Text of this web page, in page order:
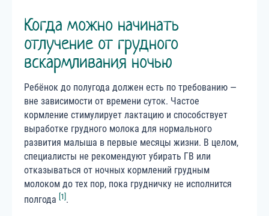
Когда можно начинать
отлучение от грудного
вскармливания ночью
Ребёнок до полугода должен есть по требованию —
вне зависимости от времени суток. Частое
кормление стимулирует лактацию и способствует
выработке грудного молока для нормального
развития малыша в первые месяцы жизни. В целом,
специалисты не рекомендуют убирать ГВ или
отказываться от ночных кормлений грудным
молоком до тех пор, пока грудничку не исполнится
полгода [1] .